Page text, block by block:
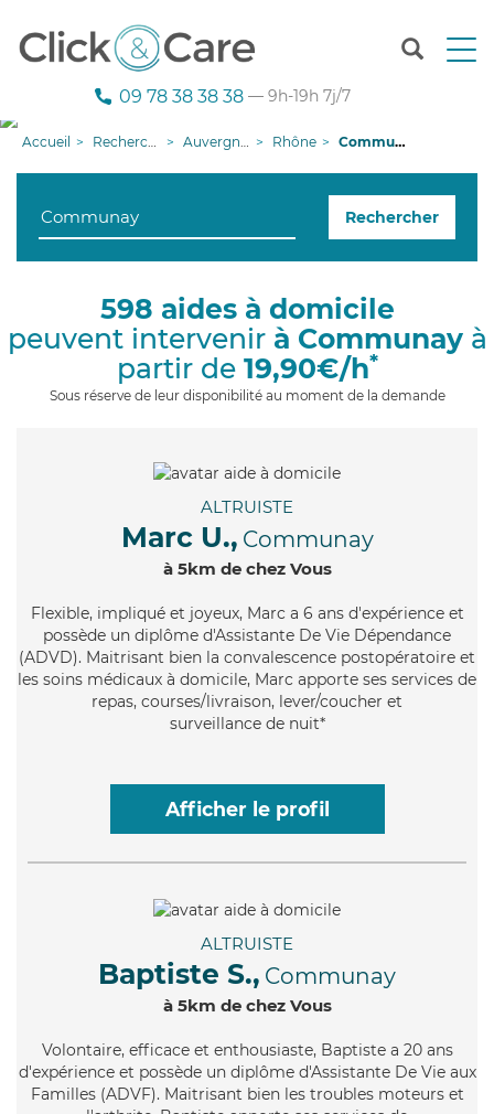
T
n
g
i
09 78 38 38 38 — 9h-19h 7j/7
Accueil Recherche aide à domicile Auvergne-Rhône-Alpes Rhône Communay
Rechercher
598 aides à domicile
peuvent intervenir à Communayà
partir de 19,90€/h*
Sous réserve de leur disponibilité au moment de la demande
ALTRUISTE
Marc U., Communay
à 5km de chez Vous
Flexible, impliqué et joyeux, Marc a 6 ans d'expérience et
possède un diplôme d'Assistante De Vie Dépendance
(ADVD). Maitrisant bien la convalescence postopératoire et
les soins médicaux à domicile, Marc apporte ses services de
repas, courses/livraison, lever/coucher et
surveillance de nuit*
Afficher le profil
ALTRUISTE
Baptiste S., Communay
à 5km de chez Vous
Volontaire, efficace et enthousiaste, Baptiste a 20 ans
d'expérience et possède un diplôme d'Assistante De Vie aux
Familles (ADVF). Maitrisant bien les troubles moteurs et